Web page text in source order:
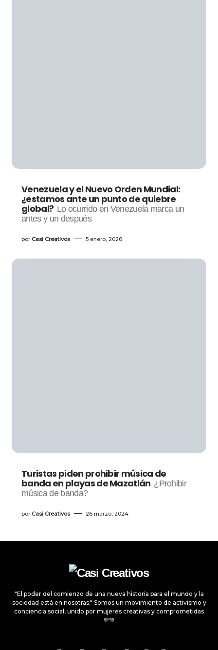
Venezuela y el Nuevo Orden Mundial:
¿estamos ante un punto de quiebre
global? Lo ocurrido en Venezuela marca un
antes y un después
por Casi Creativos 5 enero, 2026
Turistas piden prohibir música de
banda en playas de Mazatlán ¿Prohibir
música de banda?
por Casi Creativos 26 marzo, 2024
"El poder del comienzo de una nueva historia para el mundo y la
sociedad está en nosotras." Somos un movimiento de activismo y
conciencia social, unido por mujeres creativas y comprometidas
💜💚